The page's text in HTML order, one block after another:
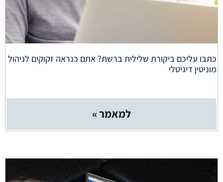
כתבו עליכם ביקורת שלילית ברשת? אתם כנראה זקוקים לניהול
מוניטין דיגיטלי
למאמר »